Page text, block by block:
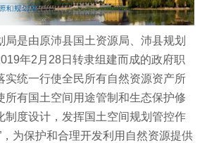
局是由原沛县国土资源局、沛县规划
年2月28日转隶组建而成的政府职
实统一行使全民所有自然资源资产所
所有国土空间用途管制和生态保护修
制度设计，发挥国土空间规划管控作
，为保护和合理开发利用自然资源提供